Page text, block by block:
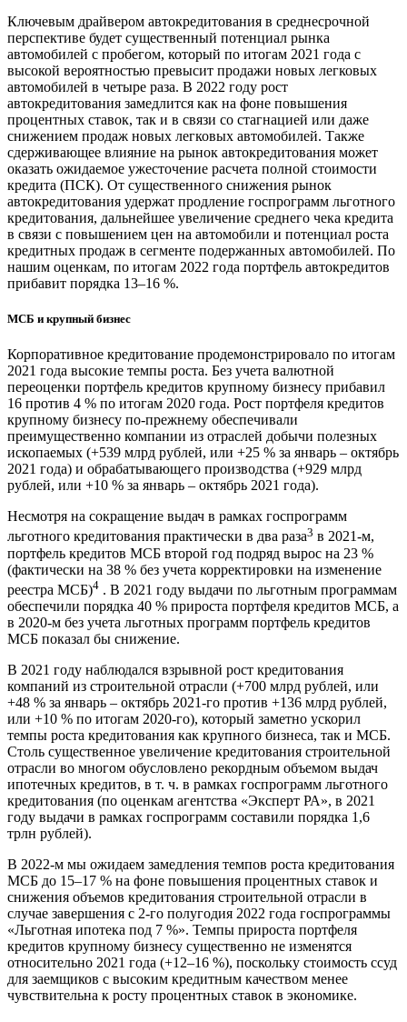
Ключевым драйвером автокредитования в среднесрочной
перспективе будет существенный потенциал рынка
автомобилей с пробегом, который по итогам 2021 года с
высокой вероятностью превысит продажи новых легковых
автомобилей в четыре раза. В 2022 году рост
автокредитования замедлится как на фоне повышения
процентных ставок, так и в связи со стагнацией или даже
снижением продаж новых легковых автомобилей. Также
сдерживающее влияние на рынок автокредитования может
оказать ожидаемое ужесточение расчета полной стоимости
кредита (ПСК). От существенного снижения рынок
автокредитования удержат продление госпрограмм льготного
кредитования, дальнейшее увеличение среднего чека кредита
в связи с повышением цен на автомобили и потенциал роста
кредитных продаж в сегменте подержанных автомобилей. По
нашим оценкам, по итогам 2022 года портфель автокредитов
прибавит порядка 13–16 %.
МСБ и крупный бизнес
Корпоративное кредитование продемонстрировало по итогам
2021 года высокие темпы роста. Без учета валютной
переоценки портфель кредитов крупному бизнесу прибавил
16 против 4 % по итогам 2020 года. Рост портфеля кредитов
крупному бизнесу по-прежнему обеспечивали
преимущественно компании из отраслей добычи полезных
ископаемых (+539 млрд рублей, или +25 % за январь – октябрь
2021 года) и обрабатывающего производства (+929 млрд
рублей, или +10 % за январь – октябрь 2021 года).
Несмотря на сокращение выдач в рамках госпрограмм
льготного кредитования практически в два раза3 в 2021-м,
портфель кредитов МСБ второй год подряд вырос на 23 %
(фактически на 38 % без учета корректировки на изменение
реестра МСБ)4 . В 2021 году выдачи по льготным программам
обеспечили порядка 40 % прироста портфеля кредитов МСБ, а
в 2020-м без учета льготных программ портфель кредитов
МСБ показал бы снижение.
В 2021 году наблюдался взрывной рост кредитования
компаний из строительной отрасли (+700 млрд рублей, или
+48 % за январь – октябрь 2021-го против +136 млрд рублей,
или +10 % по итогам 2020-го), который заметно ускорил
темпы роста кредитования как крупного бизнеса, так и МСБ.
Столь существенное увеличение кредитования строительной
отрасли во многом обусловлено рекордным объемом выдач
ипотечных кредитов, в т. ч. в рамках госпрограмм льготного
кредитования (по оценкам агентства «Эксперт РА», в 2021
году выдачи в рамках госпрограмм составили порядка 1,6
трлн рублей).
В 2022-м мы ожидаем замедления темпов роста кредитования
МСБ до 15–17 % на фоне повышения процентных ставок и
снижения объемов кредитования строительной отрасли в
случае завершения с 2-го полугодия 2022 года госпрограммы
«Льготная ипотека под 7 %». Темпы прироста портфеля
кредитов крупному бизнесу существенно не изменятся
относительно 2021 года (+12–16 %), поскольку стоимость ссуд
для заемщиков с высоким кредитным качеством менее
чувствительна к росту процентных ставок в экономике.